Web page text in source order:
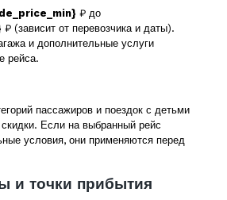
₽ до
₽ (зависит от перевозчика и даты).
и дополнительные услуги
рейса.
пассажиров и поездок с детьми
скидки. Если на выбранный рейс
условия, они применяются перед
и точки прибытия